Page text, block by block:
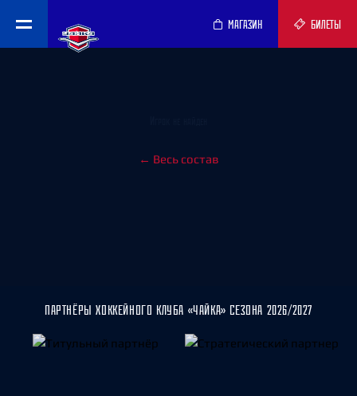
МАГАЗИН БИЛЕТЫ
← Весь состав
ПАРТНЁРЫ ХОККЕЙНОГО КЛУБА «ЧАЙКА» СЕЗОНА 2026/2027